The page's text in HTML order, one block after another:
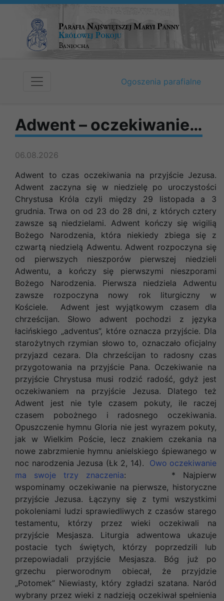
Ogoszenia parafialne
Adwent – oczekiwanie…
06.08.2026
Adwent to czas oczekiwania na przyjście Jezusa.
Adwent zaczyna się w niedzielę po uroczystości
Chrystusa Króla czyli między 29 listopada a 3
grudnia. Trwa on od 23 do 28 dni, z których cztery
zawsze są niedzielami. Adwent kończy się wigilią
Bożego Narodzenia, która niekiedy zbiega się z
czwartą niedzielą Adwentu. Adwent rozpoczyna się
od pierwszych nieszporów pierwszej niedzieli
Adwentu, a kończy się pierwszymi nieszporami
Bożego Narodzenia. Pierwsza niedziela Adwentu
zawsze rozpoczyna nowy rok liturgiczny w
Kościele. Adwent jest wyjątkowym czasem dla
chrześcijan. Słowo adwent pochodzi z języka
łacińskiego „adventus”, które oznacza przyjście. Dla
starożytnych rzymian słowo to, oznaczało oficjalny
przyjazd cezara. Dla chrześcijan to radosny czas
przygotowania na przyjście Pana. Oczekiwanie na
przyjście Chrystusa musi rodzić radość, gdyż jest
oczekiwaniem na przyjście Jezusa. Dlatego też
Adwent jest nie tyle czasem pokuty, ile raczej
czasem pobożnego i radosnego oczekiwania.
Opuszczenie hymnu Gloria nie jest wyrazem pokuty,
jak w Wielkim Poście, lecz znakiem czekania na
nowe zabrzmienie hymnu anielskiego śpiewanego w
noc narodzenia Jezusa (Łk 2, 14). Owo oczekiwanie
ma swoje trzy znaczenia: * Najpierw
wspominamy oczekiwanie na pierwsze, historyczne
przyjście Jezusa. Łączyny się z tymi wszystkimi
pokoleniami ludzi sprawiedliwych z czasów starego
testamentu, którzy przez wieki oczekiwali na
przyjście Mesjasza. Liturgia adwentowa ukazuje
postacie tych świętych, którzy poprzedzili lub
przepowiadali przyjście Mesjasza. Bóg już po
grzechu pierworodnym obiecał, że przyjdzie
„Potomek” Niewiasty, który zgładzi szatana. Naród
wybrany przez wieki z nadzieją oczekiwał spełnienia